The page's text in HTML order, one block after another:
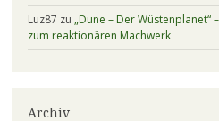
Luz87 zu „Dune – Der Wüstenplanet“
zum reaktionären Machwerk
Archiv